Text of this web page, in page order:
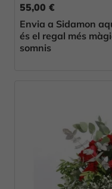
55,00 €
Envia a Sidamon
és el regal més
somnis